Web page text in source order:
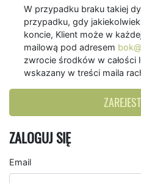
W przypadku braku takiej
przypadku, gdy
koncie, Klient może w
mailową pod adresem
zwrocie środków w całości
wskazany w treści maila
ZALOGUJ SIĘ
Email